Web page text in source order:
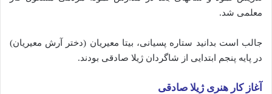
معلمی شد.
جالب است بدانید ستاره پسیانی، بیتا معیریان (دختر آرش معیریان)
در پایه پنجم ابتدایی از شاگردان ژیلا صادقی بودند.
آغاز کار هنری ژیلا صادقی